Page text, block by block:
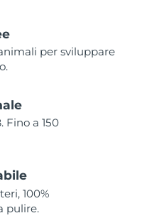
per sviluppare
Fino a 150
100%
pulire.